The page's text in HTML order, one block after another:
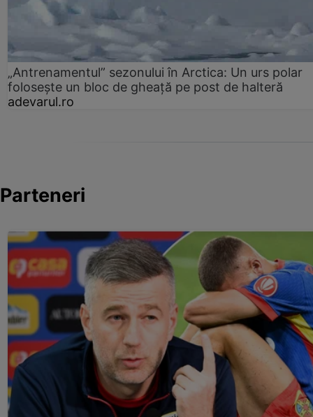
„Antrenamentul” sezonului în Arctica: Un urs polar
folosește un bloc de gheață pe post de halteră
adevarul.ro
Parteneri